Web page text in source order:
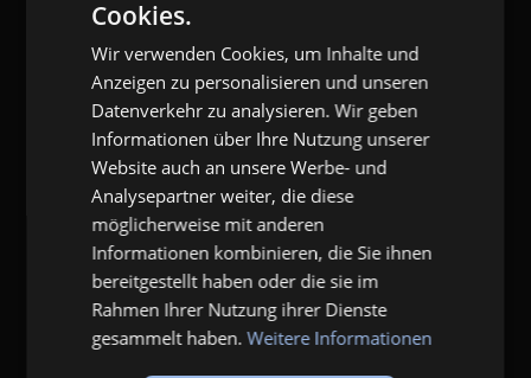
ENGLISH
Cookies.
Wir verwenden Cookies, um Inhalte und
Anzeigen zu personalisieren und unseren
Datenverkehr zu analysieren. Wir geben
Informationen über Ihre Nutzung unserer
Website auch an unsere Werbe- und
Analysepartner weiter, die diese
möglicherweise mit anderen
Informationen kombinieren, die Sie ihnen
bereitgestellt haben oder die sie im
Rahmen Ihrer Nutzung ihrer Dienste
gesammelt haben. Weitere Informationen